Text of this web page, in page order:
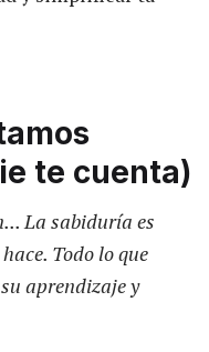
te cuenta)
La sabiduría es
Todo lo que
aprendizaje y